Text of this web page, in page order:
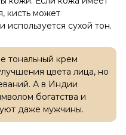
кисть может
используется сухой тон.
тональный крем
цвета лица, но
А в Индии
богатства и
даже мужчины.